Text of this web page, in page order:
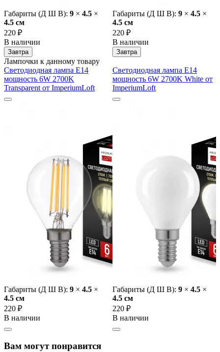
Габариты (Д Ш В): 9 × 4.5 ×
4.5 cм
220 ₽
В наличии
Завтра
Габариты (Д Ш В): 9 × 4.5 ×
4.5 cм
220 ₽
В наличии
Завтра
Лампочки к данному товару
Светодиодная лампа E14
мощность 6W 2700K
Transparent от ImperiumLoft
Габариты (Д Ш В): 9 × 4.5 ×
4.5 cм
220 ₽
В наличии
Светодиодная лампа E14
мощность 6W 2700K White от
ImperiumLoft
Габариты (Д Ш В): 9 × 4.5 ×
4.5 cм
220 ₽
В наличии
Вам могут понравится